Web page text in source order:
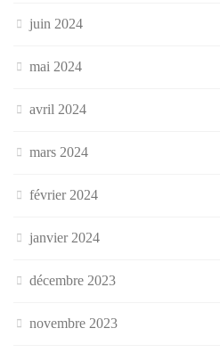
juin 2024
mai 2024
avril 2024
mars 2024
février 2024
janvier 2024
décembre 2023
novembre 2023